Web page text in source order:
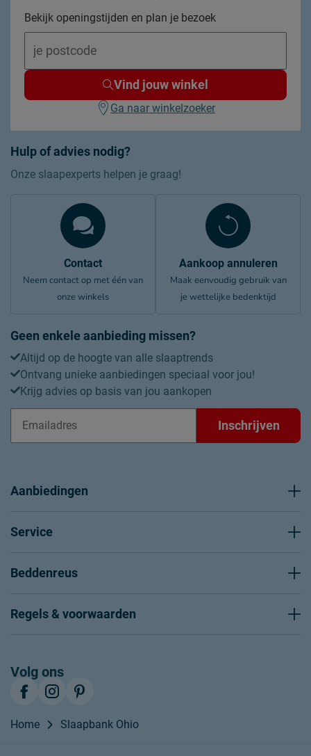
Hulp of advies nodig?
Onze slaapexperts helpen je graag!
Contact
Neem contact op met één van
onze winkels
Aankoop annuleren
Maak eenvoudig gebruik van
je wettelijke bedenktijd
Geen enkele aanbieding missen?
Altijd op de hoogte van alle slaaptrends
Ontvang unieke aanbiedingen speciaal voor jou!
Krijg advies op basis van jou aankopen
Inschrijven
Bekijk openingstijden en plan je bezoek
Vind jouw winkel
Ga naar winkelzoeker
Aanbiedingen
Service
Beddenreus
Regels & voorwaarden
Volg ons
Home Slaapbank Ohio